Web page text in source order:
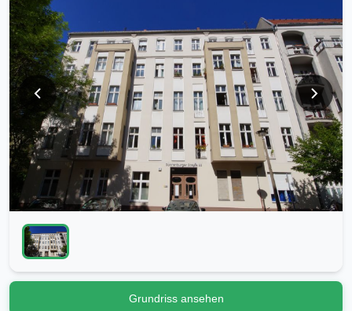
Grundriss ansehen